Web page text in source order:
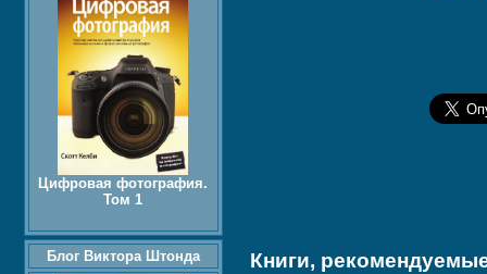
Книги,
Цифровая фотография.
Том 1
Блог Виктора Штонда